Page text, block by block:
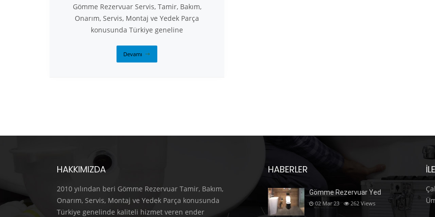
Gömme Rezervuar Servis, Tamir, Bakım,
Onarım, Servis, Montaj ve Yedek Parça
konusunda Türkiye geneline
Devamı
HAKKIMIZDA
2010 yılından beri Gömme Rezervuar Tamir, Bakım,
Onarım, Servis, Montaj ve Yedek Parça konusunda
Türkiye genelinde kaliteli hizmet veren ender
HABERLER
Gömme Rezervuar Yed
02 Mar 23 262 Views